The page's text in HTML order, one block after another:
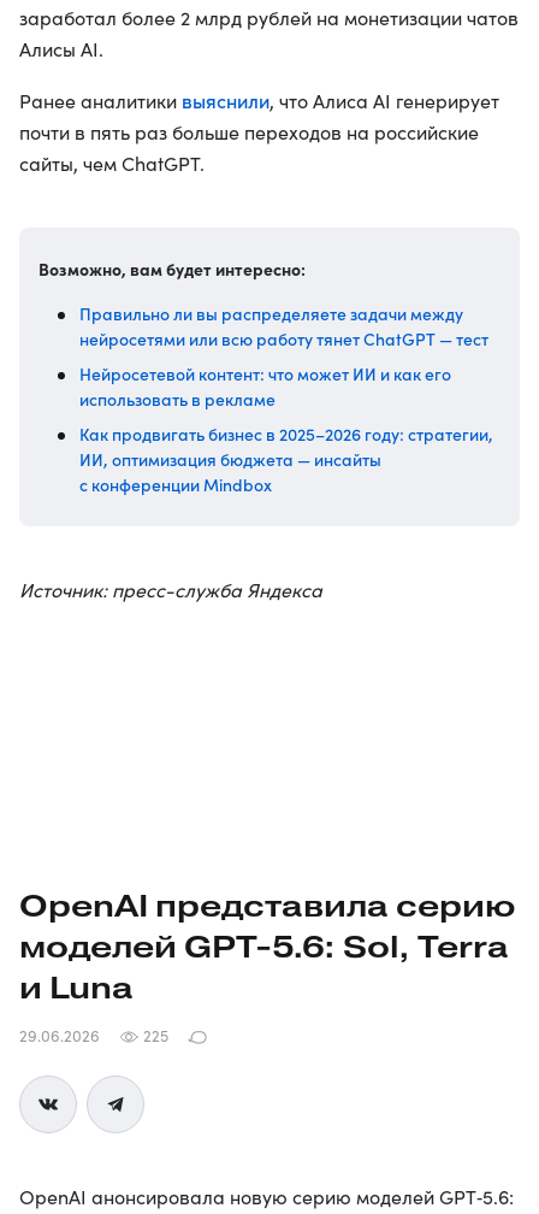
заработал более 2 млрд рублей на монетизации чатов
Алисы AI.
Ранее аналитики выяснили, что Алиса AI генерирует
почти в пять раз больше переходов на российские
сайты, чем ChatGPT.
Возможно, вам будет интересно:
Правильно ли вы распределяете задачи между
нейросетями или всю работу тянет ChatGPT — тест
Нейросетевой контент: что может ИИ и как его
использовать в рекламе
Как продвигать бизнес в 2025–2026 году: стратегии,
ИИ, оптимизация бюджета — инсайты
с конференции Mindbox
Источник: пресс-служба Яндекса
OpenAI представила серию
моделей GPT‑5.6: Sol, Terra
и Luna
29.06.2026 225
OpenAI анонсировала новую серию моделей GPT‑5.6: